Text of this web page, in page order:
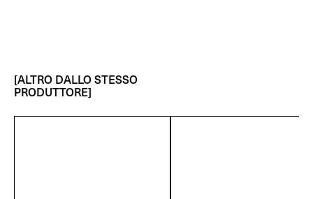
[ALTRO DALLO STESSO
PRODUTTORE]